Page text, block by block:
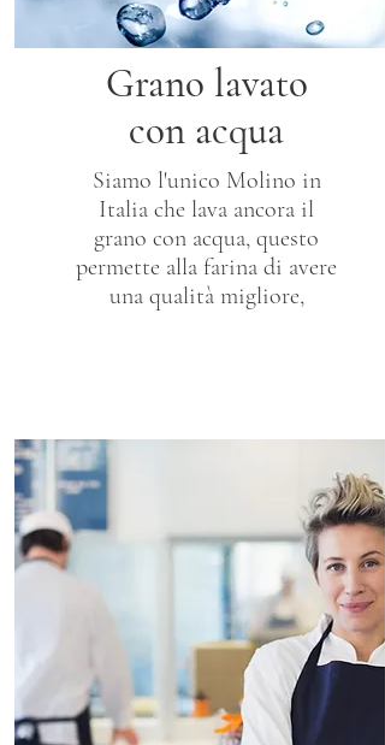
Grano lavato
con acqua
Siamo l'unico Molino in
Italia che lava ancora il
grano con acqua, questo
permette alla farina di avere
una qualità migliore,